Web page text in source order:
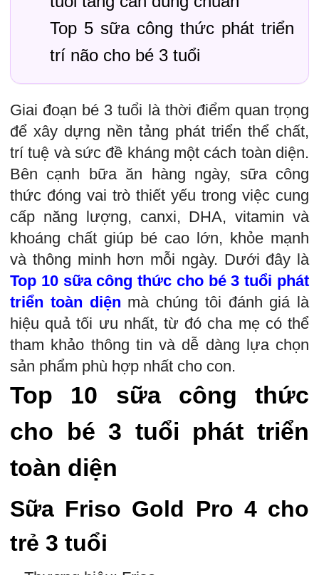
Top 5 sữa công thức phát triển
trí não cho bé 3 tuổi
Giai đoạn bé 3 tuổi là thời điểm quan trọng
để xây dựng nền tảng phát triển thể chất,
trí tuệ và sức đề kháng một cách toàn diện.
Bên cạnh bữa ăn hàng ngày, sữa công
thức đóng vai trò thiết yếu trong việc cung
cấp năng lượng, canxi, DHA, vitamin và
khoáng chất giúp bé cao lớn, khỏe mạnh
và thông minh hơn mỗi ngày. Dưới đây là
Top 10 sữa công thức cho bé 3 tuổi phát
triển toàn diện mà chúng tôi đánh giá là
hiệu quả tối ưu nhất, từ đó cha mẹ có thể
tham khảo thông tin và dễ dàng lựa chọn
sản phẩm phù hợp nhất cho con.
Top 10 sữa công thức
cho bé 3 tuổi phát triển
toàn diện
Sữa Friso Gold Pro 4 cho
trẻ 3 tuổi